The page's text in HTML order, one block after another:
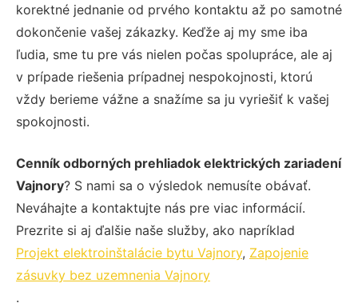
korektné jednanie od prvého kontaktu až po samotné
dokončenie vašej zákazky. Keďže aj my sme iba
ľudia, sme tu pre vás nielen počas spolupráce, ale aj
v prípade riešenia prípadnej nespokojnosti, ktorú
vždy berieme vážne a snažíme sa ju vyriešiť k vašej
spokojnosti.
Cenník odborných prehliadok elektrických zariadení
Vajnory? S nami sa o výsledok nemusíte obávať.
Neváhajte a kontaktujte nás pre viac informácií.
Prezrite si aj ďalšie naše služby, ako napríklad
Projekt elektroinštalácie bytu Vajnory, Zapojenie
zásuvky bez uzemnenia Vajnory
.